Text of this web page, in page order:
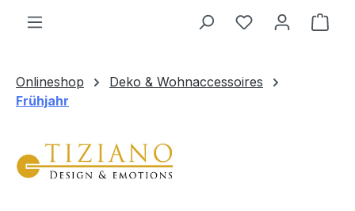
Onlineshop
Deko & Wohnaccessoires
Frühjahr